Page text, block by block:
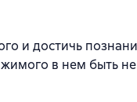
и достичь
в нем быть